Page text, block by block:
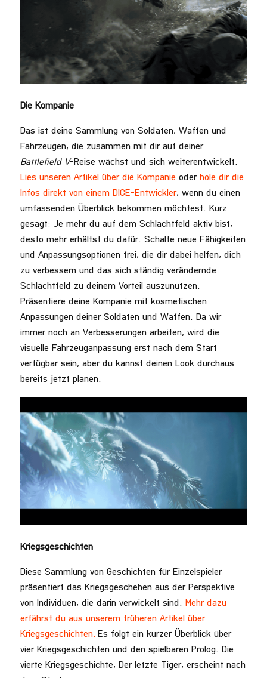
Die Kompanie
Das ist deine Sammlung von Soldaten, Waffen und
Fahrzeugen, die zusammen mit dir auf deiner
Battlefield V-Reise wächst und sich weiterentwickelt.
Lies unseren Artikel über die Kompanie oder hole dir die
Infos direkt von einem DICE-Entwickler, wenn du einen
umfassenden Überblick bekommen möchtest. Kurz
gesagt: Je mehr du auf dem Schlachtfeld aktiv bist,
desto mehr erhältst du dafür. Schalte neue Fähigkeiten
und Anpassungsoptionen frei, die dir dabei helfen, dich
zu verbessern und das sich ständig verändernde
Schlachtfeld zu deinem Vorteil auszunutzen.
Präsentiere deine Kompanie mit kosmetischen
Anpassungen deiner Soldaten und Waffen. Da wir
immer noch an Verbesserungen arbeiten, wird die
visuelle Fahrzeuganpassung erst nach dem Start
verfügbar sein, aber du kannst deinen Look durchaus
bereits jetzt planen.
Kriegsgeschichten
Diese Sammlung von Geschichten für Einzelspieler
präsentiert das Kriegsgeschehen aus der Perspektive
von Individuen, die darin verwickelt sind. Mehr dazu
erfährst du aus unserem früheren Artikel über
Kriegsgeschichten. Es folgt ein kurzer Überblick über
vier Kriegsgeschichten und den spielbaren Prolog. Die
vierte Kriegsgeschichte, Der letzte Tiger, erscheint nach